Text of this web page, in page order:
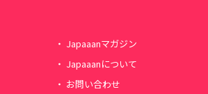
Japaaanマガジン
Japaaanについて
お問い合わせ